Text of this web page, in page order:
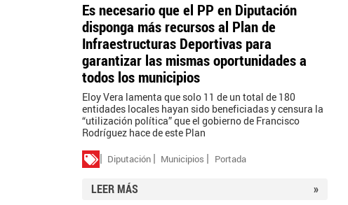
Es necesario que el PP en Diputación
disponga más recursos al Plan de
Infraestructuras Deportivas para
garantizar las mismas oportunidades a
todos los municipios
Eloy Vera lamenta que solo 11 de un total de 180
entidades locales hayan sido beneficiadas y censura la
“utilización política” que el gobierno de Francisco
Rodríguez hace de este Plan
Diputación Municipios Portada
LEER MÁS »